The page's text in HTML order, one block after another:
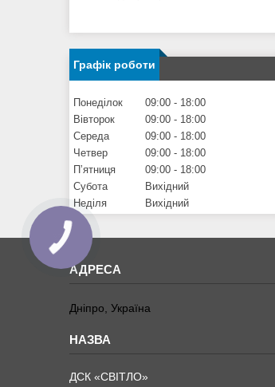
Графік роботи
Понеділок 09:00
18:00
Вівторок
09:00
18:00
Середа
09:00
18:00
Четвер
09:00
18:00
Пʼятниця
09:00
18:00
Субота
Вихідний
Неділя
Вихідний
Дніпро, Україна
ДСК «СВІТЛО»